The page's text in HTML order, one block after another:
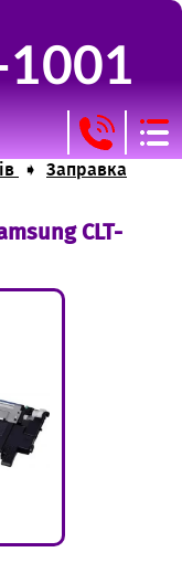
1001
860 37 96
720 44 29
Головна
оргтехніки
матеріали
Контакти
➧ Заправка
CLT-